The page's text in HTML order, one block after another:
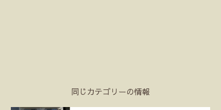
同じカテゴリーの情報